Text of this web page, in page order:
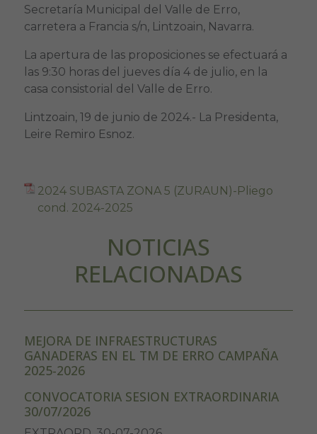
Secretaría Municipal del Valle de Erro,
carretera a Francia s/n, Lintzoain, Navarra.
La apertura de las proposiciones se efectuará a
las 9:30 horas del jueves día 4 de julio, en la
casa consistorial del Valle de Erro.
Lintzoain, 19 de junio de 2024.- La Presidenta,
Leire Remiro Esnoz.
2024 SUBASTA ZONA 5 (ZURAUN)-Pliego
cond. 2024-2025
NOTICIAS
RELACIONADAS
MEJORA DE INFRAESTRUCTURAS
GANADERAS EN EL TM DE ERRO CAMPAÑA
2025-2026
CONVOCATORIA SESION EXTRAORDINARIA
30/07/2026